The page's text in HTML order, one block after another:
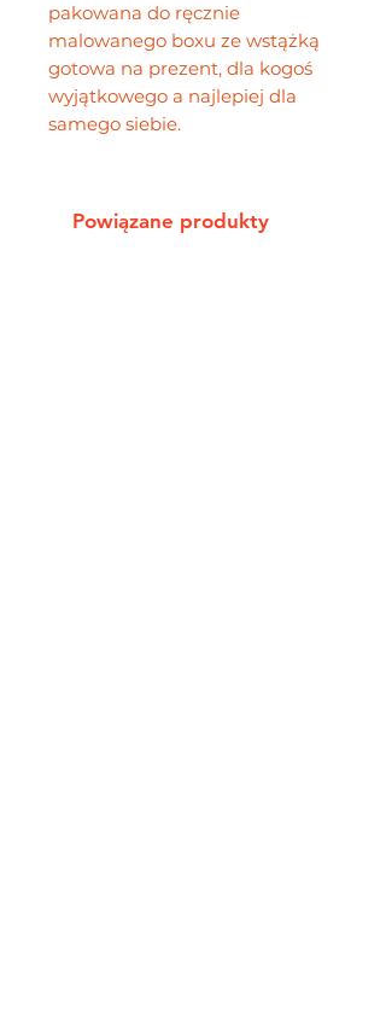
pakowana do ręcznie
malowanego boxu ze wstążką
gotowa na prezent, dla kogoś
wyjątkowego a najlepiej dla
samego siebie.
Powiązane produkty